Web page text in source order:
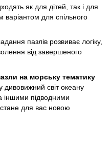
як для дітей, так і для
варіантом для спільного
пазлів розвиває логіку,
від завершеного
на морську тематику
дивовижний світ океану
іншими підводними
для вас новою